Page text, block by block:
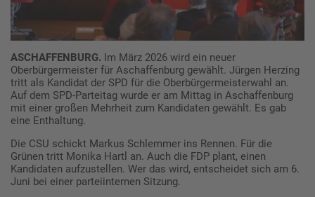
ASCHAFFENBURG. Im März 2026 wird ein neuer
Oberbürgermeister für Aschaffenburg gewählt. Jürgen Herzing
tritt als Kandidat der SPD für die Oberbürgermeisterwahl an.
Auf dem SPD-Parteitag wurde er am Mittag in Aschaffenburg
mit einer großen Mehrheit zum Kandidaten gewählt. Es gab
eine Enthaltung.
Die CSU schickt Markus Schlemmer ins Rennen. Für die
Grünen tritt Monika Hartl an. Auch die FDP plant, einen
Kandidaten aufzustellen. Wer das wird, entscheidet sich am 6.
Juni bei einer parteiinternen Sitzung.